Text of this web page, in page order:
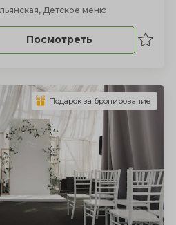
Детское меню
Посмотреть
Подарок за бронирование